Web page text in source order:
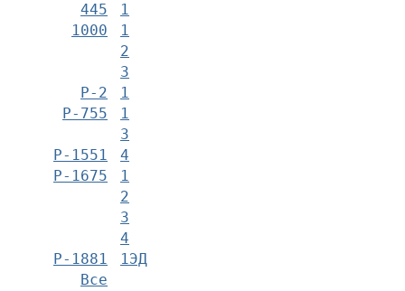
445
1
1000
1
2
3
Р-2
1
Р-755
1
3
Р-1551
4
Р-1675
1
2
3
4
Р-1881
1ЭД
Все